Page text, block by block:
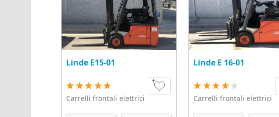
Linde E15-01
Carrelli frontali elettrici
Linde E 16-01
Carrelli frontali elettrici